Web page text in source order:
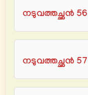
നടുവത്തച്ഛൻ 56
നടുവത്തച്ഛൻ 57